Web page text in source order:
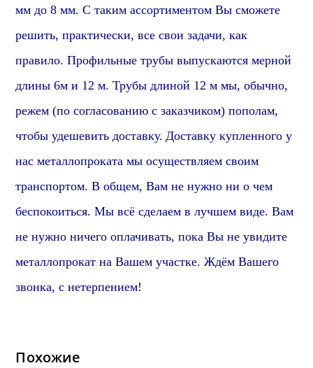
мм до 8 мм. С таким ассортиментом Вы сможете
решить, практически, все свои задачи, как
правило. Профильные трубы выпускаются мерной
длины 6м и 12 м. Трубы длиной 12 м мы, обычно,
режем (по согласованию с заказчиком) пополам,
чтобы удешевить доставку. Доставку купленного у
нас металлопроката мы осуществляем своим
транспортом. В общем, Вам не нужно ни о чем
беспокоиться. Мы всё сделаем в лучшем виде. Вам
не нужно ничего оплачивать, пока Вы не увидите
металлопрокат на Вашем участке. Ждём Вашего
звонка, с нетерпением!
Похожие